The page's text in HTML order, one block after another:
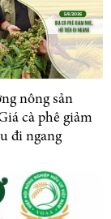
nông sản
cà phê giảm
đi ngang